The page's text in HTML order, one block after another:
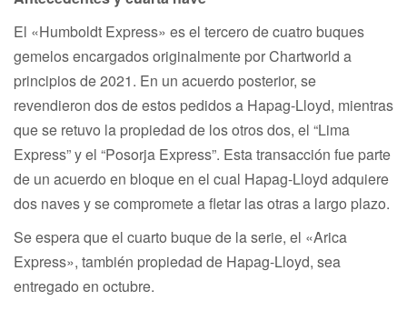
El «Humboldt Express» es el tercero de cuatro buques
gemelos encargados originalmente por Chartworld a
principios de 2021. En un acuerdo posterior, se
revendieron dos de estos pedidos a Hapag-Lloyd, mientras
que se retuvo la propiedad de los otros dos, el “Lima
Express” y el “Posorja Express”. Esta transacción fue parte
de un acuerdo en bloque en el cual Hapag-Lloyd adquiere
dos naves y se compromete a fletar las otras a largo plazo.
Se espera que el cuarto buque de la serie, el «Arica
Express», también propiedad de Hapag-Lloyd, sea
entregado en octubre.